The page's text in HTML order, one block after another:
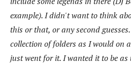
example). I didn't want to think
this or that, or any second
collection of folders as I would on
just went for it. I wanted it to be